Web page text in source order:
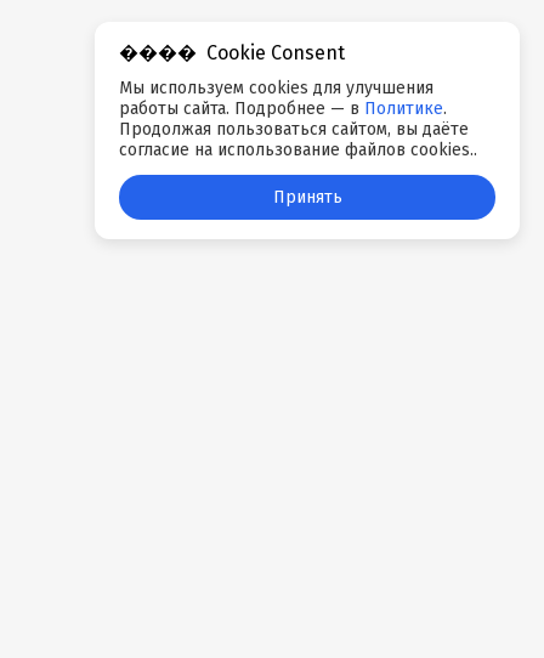
Cookie Consent
Мы используем cookies для улучшения
работы сайта. Подробнее — в Политике.
Продолжая пользоваться сайтом, вы даёте
согласие на использование файлов cookies..
Принять